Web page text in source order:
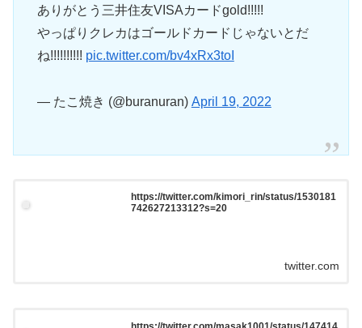
ありがとう三井住友VISAカードgold!!!!!
やっぱりクレカはゴールドカードじゃないとだ
ね!!!!!!!!!! pic.twitter.com/bv4xRx3toI
— たこ焼き (@buranuran) April 19, 2022
https://twitter.com/kimori_rin/status/1530181
742627213312?s=20
twitter.com